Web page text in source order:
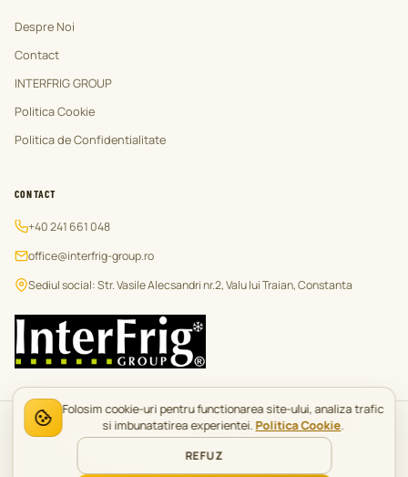
Despre Noi
Contact
INTERFRIG GROUP
Politica Cookie
Politica de Confidentialitate
CONTACT
+40 241 661 048
office@interfrig-group.ro
Sediul social: Str. Vasile Alecsandri nr.2, Valu lui Traian, Constanta
© 2026 INTERUTILAJE - o marca aINTERFRIG GROUP®. Toate drepturile
rezervate.
Folosim cookie-uri pentru functionarea site-ului, analiza trafic
si imbunatatirea experientei. Politica Cookie.
REFUZ